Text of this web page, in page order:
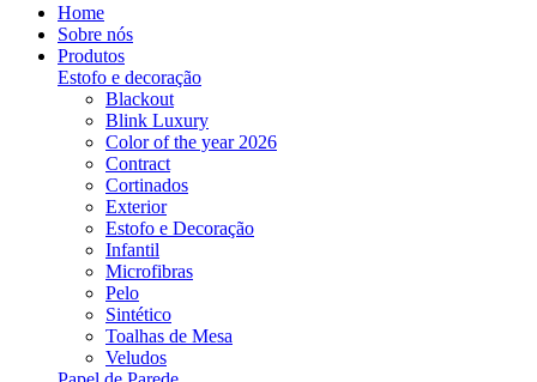
Home
Sobre nós
Produtos
Estofo e decoração
Blackout
Blink Luxury
Color of the year 2026
Contract
Cortinados
Exterior
Estofo e Decoração
Infantil
Microfibras
Pelo
Sintético
Toalhas de Mesa
Veludos